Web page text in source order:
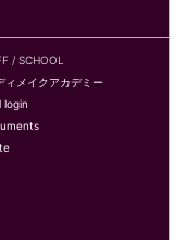
/ SCHOOL
ィメイクアカデミー
login